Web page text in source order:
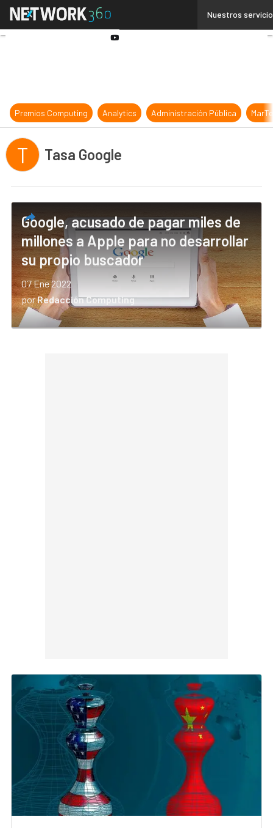
Nuestros
Premios Computing Analytics Administración Pública
T Tasa Google
Google, acusado de pagar miles de
millones a Apple para no desarrollar
su propio buscador
07 Ene 2022
porRedacción Computing